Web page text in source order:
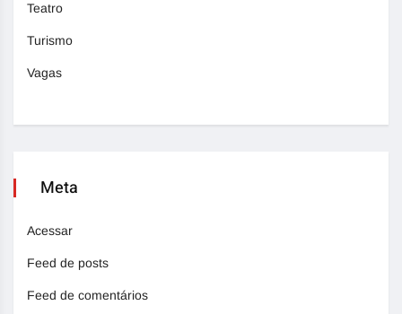
Teatro
Turismo
Vagas
Meta
Acessar
Feed de posts
Feed de comentários